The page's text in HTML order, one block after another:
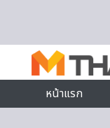
หน้าแรก